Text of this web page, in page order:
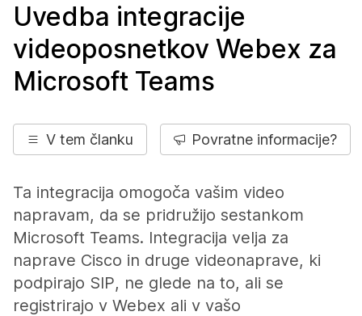
Uvedba integracije
videoposnetkov Webex za
Microsoft Teams
V tem članku Povratne informacije?
Ta integracija omogoča vašim video
napravam, da se pridružijo sestankom
Microsoft Teams. Integracija velja za
naprave Cisco in druge videonaprave, ki
podpirajo SIP, ne glede na to, ali se
registrirajo v Webex ali v vašo